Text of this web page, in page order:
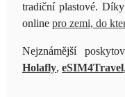
tradiční plastové.
online pro zemi, do
Nejznámější
Holafly, eSIM4Travel,